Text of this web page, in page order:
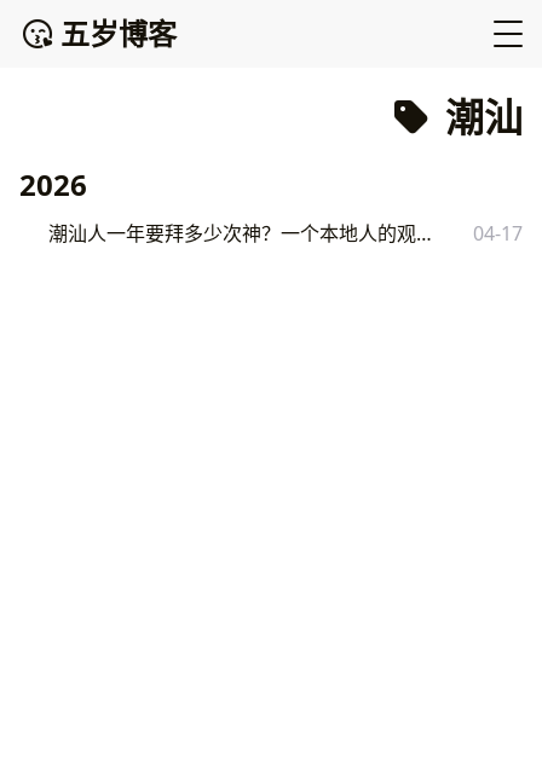
五岁博客
潮汕
2026
潮汕人一年要拜多少次神？一个本地人的观察手记 04-17